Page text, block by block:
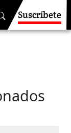
Suscríbete